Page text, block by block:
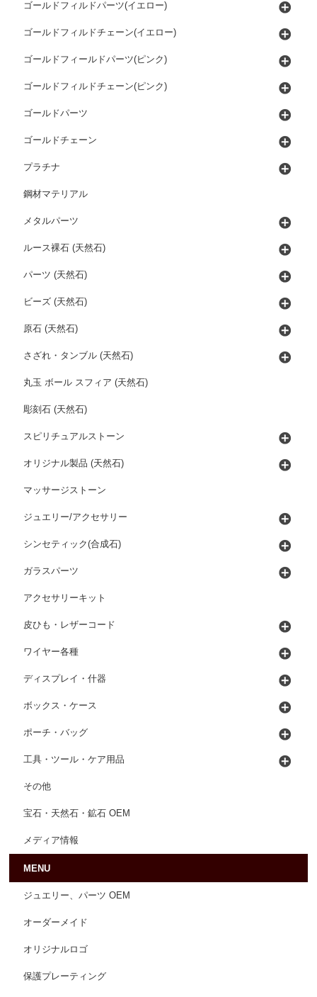
ゴールドフィルドパーツ(イエロー)
ゴールドフィルドチェーン(イエロー)
ゴールドフィールドパーツ(ピンク)
ゴールドフィルドチェーン(ピンク)
ゴールドパーツ
ゴールドチェーン
プラチナ
鋼材マテリアル
メタルパーツ
ルース裸石 (天然石)
パーツ (天然石)
ビーズ (天然石)
原石 (天然石)
さざれ・タンブル (天然石)
丸玉 ボール スフィア (天然石)
彫刻石 (天然石)
スピリチュアルストーン
オリジナル製品 (天然石)
マッサージストーン
ジュエリー/アクセサリー
シンセティック(合成石)
ガラスパーツ
アクセサリーキット
皮ひも・レザーコード
ワイヤー各種
ディスプレイ・什器
ボックス・ケース
ポーチ・バッグ
工具・ツール・ケア用品
その他
宝石・天然石・鉱石 OEM
メディア情報
MENU
ジュエリー、パーツ OEM
オーダーメイド
オリジナルロゴ
保護プレーティング